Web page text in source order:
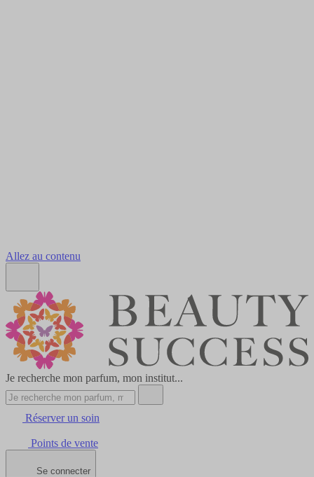
Allez au contenu
Je recherche mon parfum, mon institut...
Réserver un soin
Points de vente
Se connecter